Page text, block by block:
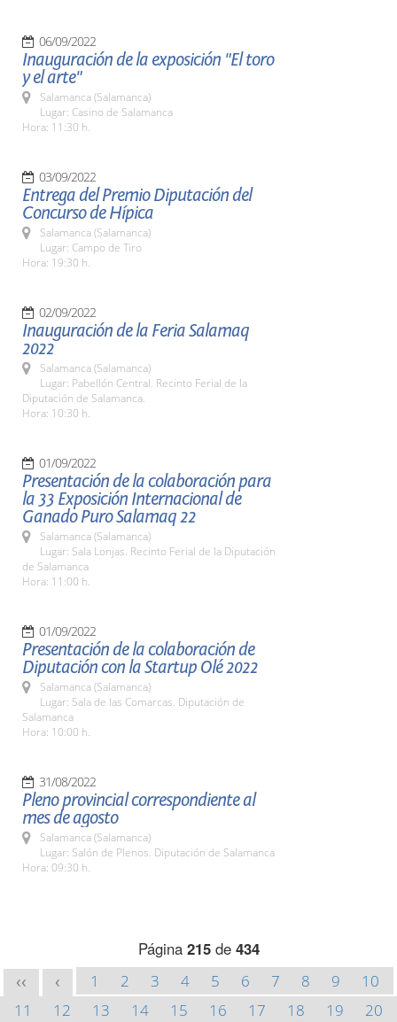
06/09/2022
Inauguración de la exposición "El toro
y el arte"
Salamanca (Salamanca)
Lugar: Casino de Salamanca
Hora: 11:30 h.
03/09/2022
Entrega del Premio Diputación del
Concurso de Hípica
Salamanca (Salamanca)
Lugar: Campo de Tiro
Hora: 19:30 h.
02/09/2022
Inauguración de la Feria Salamaq
2022
Salamanca (Salamanca)
Lugar: Pabellón Central. Recinto Ferial de la
Diputación de Salamanca.
Hora: 10:30 h.
01/09/2022
Presentación de la colaboración para
la 33 Exposición Internacional de
Ganado Puro Salamaq 22
Salamanca (Salamanca)
Lugar: Sala Lonjas. Recinto Ferial de la Diputación
de Salamanca
Hora: 11:00 h.
01/09/2022
Presentación de la colaboración de
Diputación con la Startup Olé 2022
Salamanca (Salamanca)
Lugar: Sala de las Comarcas. Diputación de
Salamanca
Hora: 10:00 h.
31/08/2022
Pleno provincial correspondiente al
mes de agosto
Salamanca (Salamanca)
Lugar: Salón de Plenos. Diputación de Salamanca
Hora: 09:30 h.
Página 215de 434
<< < 1 2 3 4 5 6 7 8 9
10
11
12 13 14 15 16 17 18 19
20